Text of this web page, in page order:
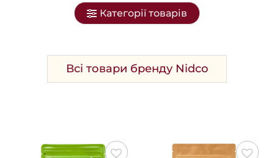
Категорії товарів
Всі товари бренду Nidco